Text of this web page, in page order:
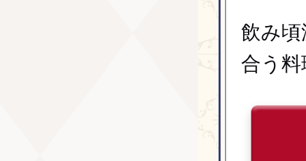
飲み頃
合う